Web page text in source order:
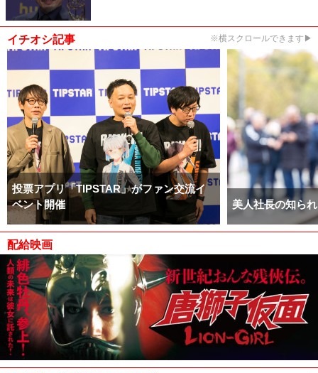
イチオシ記事 ※横スクロールできます▶
投票アプリ「TIPSTAR」がファン交流イ
ベント開催
美人社長の知ら
配給映画